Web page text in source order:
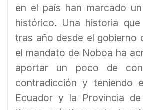
en el país han marcado
histórico. Una historia
tras año desde el gobierno
el mandato de Noboa ha
aportar un poco de
contradicción y teniendo
Ecuador y la Provincia